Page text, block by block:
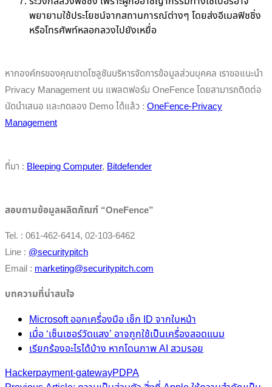
พยายามใช้ประโยชน์จากสถานการณ์ต่างๆ โดยส่งอีเมลฟิชชิ่ง
หรือโทรศัพท์หลอกลวงไปยังเหยื่อ
หากองค์กรของคุณขาดโซลูชันบริหารจัดการข้อมูลส่วนบุคคล เราขอแนะนำ
Privacy Management บน แพลตฟอร์ม OneFence โดยสามารถติดต่อ
นัดนำเสนอ และทดลอง Demo ได้แล้ว : OneFence-Privacy
Management
ที่มา : Bleeping Computer, Bitdefender
สอบถามข้อมูลผลิตภัณฑ์ “OneFence”
Tel. : 061-462-6414, 02-103-6462
Line : @securitypitch
Email : marketing@securitypitch.com
บทความที่น่าสนใจ
Microsoft ออกเครื่องมือ เช็ก ID จากใบหน้า
เมื่อ ‘เซ็นเซอร์วัดแสง’ อาจถูกใช้เป็นเครื่องสอดแนม
เรียกร้องอะไรได้บ้าง หากโดนภาพ AI สวมรอย
Hackerpayment-gatewayPDPA